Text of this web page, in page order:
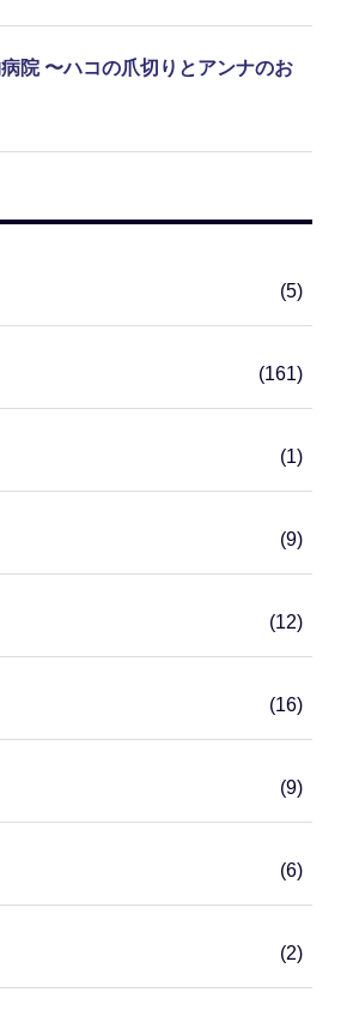
院 〜ハコの爪切りとアンナのお
(5)
(161)
(1)
(9)
(12)
(16)
(9)
(6)
(2)